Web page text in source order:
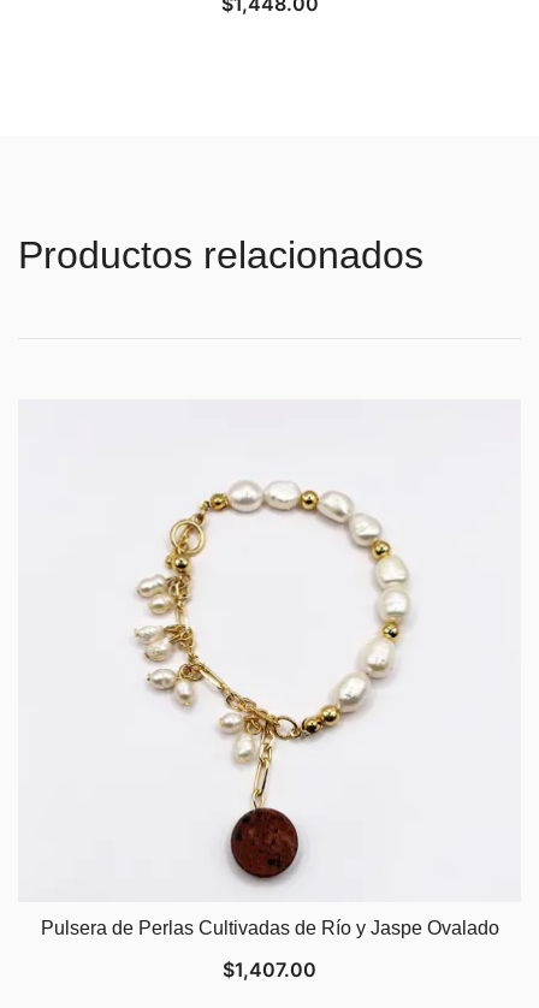
Productos relacionados
Pulsera de Perlas Cultivadas de Río y Jaspe Ovalado
$1,407.00